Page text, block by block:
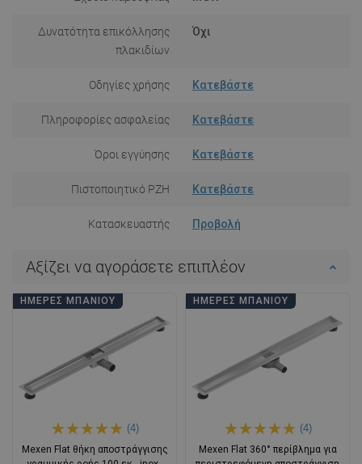
Δυνατότητα επικόλλησης
πλακιδίων
Όχι
Οδηγίες χρήσης Κατεβάστε
Πληροφορίες ασφαλείας Κατεβάστε
Όροι εγγύησης Κατεβάστε
Πιστοποιητικό PZH Κατεβάστε
Κατασκευαστής Προβολή
Αξίζει να αγοράσετε επιπλέον
ΗΜΈΡΕΣ ΜΠΆΝΙΟΥ
(4)
Mexen Flat θήκη αποστράγγισης
ΗΜΈΡΕΣ ΜΠΆΝΙΟΥ
(4)
Mexen Flat 360° περίβλημα για